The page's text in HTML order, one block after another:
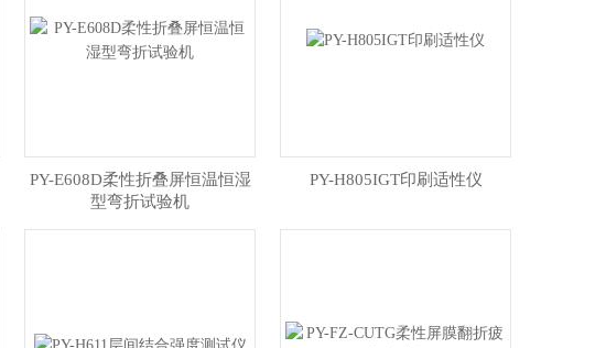
​PY-E608D柔性折叠屏恒温恒湿
型弯折试验机
PY-H805IGT印刷适性仪